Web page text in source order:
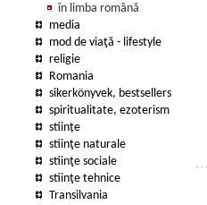
în limba română
media
mod de viaţă - lifestyle
religie
Romania
sikerkönyvek, bestsellers
spiritualitate, ezoterism
stiințe
stiinţe naturale
stiinţe sociale
stiinţe tehnice
Transilvania